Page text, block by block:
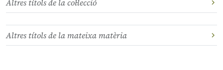
Altres títols de la col·lecció
Altres títols de la mateixa matèria